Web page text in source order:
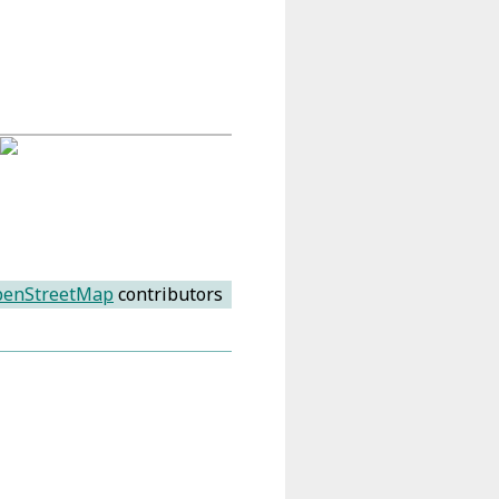
contributors